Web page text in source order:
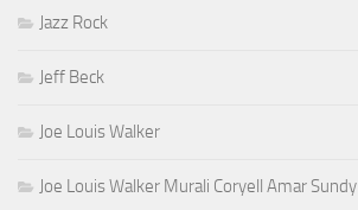
Jazz Rock
Jeff Beck
Joe Louis Walker
Joe Louis Walker Murali Coryell Amar Sundy